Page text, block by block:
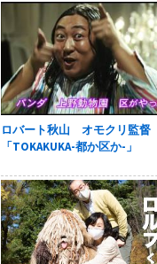
ロバート秋山 オモクリ監督
「TOKAKUKA-都か区か-」